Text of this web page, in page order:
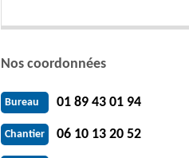
Nos coordonnées
Bureau 01 89 43 01 94
Chantier 06 10 13 20 52